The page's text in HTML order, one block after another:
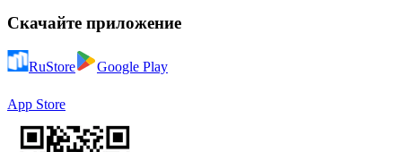
Скачайте приложение
RuStore Google Play
App Store